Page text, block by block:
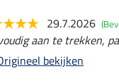
29.7.2026
aan te trekken,
bekijken